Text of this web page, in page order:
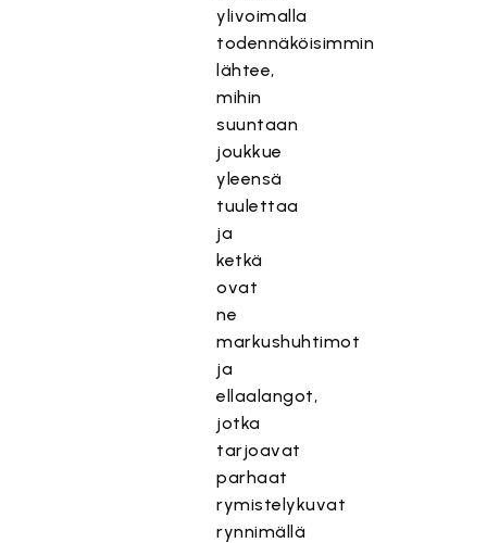
ylivoimalla
todennäköisimmin
lähtee,
mihin
suuntaan
joukkue
yleensä
tuulettaa
ja
ketkä
ovat
ne
markushuhtimot
ja
ellaalangot,
jotka
tarjoavat
parhaat
rymistelykuvat
rynnimällä